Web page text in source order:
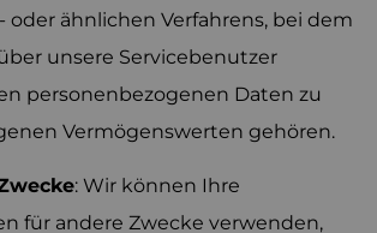
oder ähnlichen Verfahrens, bei dem
unsere Servicebenutzer
personenbezogenen Daten zu
Vermögenswerten gehören.
: Wir können Ihre
für andere Zwecke verwenden,